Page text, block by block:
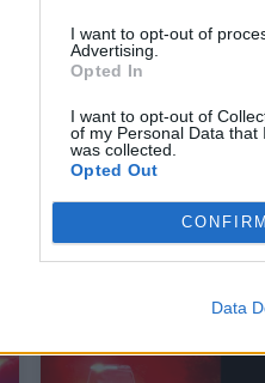
I want to opt-out of
Advertising.
Opted In
I want to opt-out of
of my Personal Data that
was collected.
Opted Out
CONFIRM
Data
bausmė